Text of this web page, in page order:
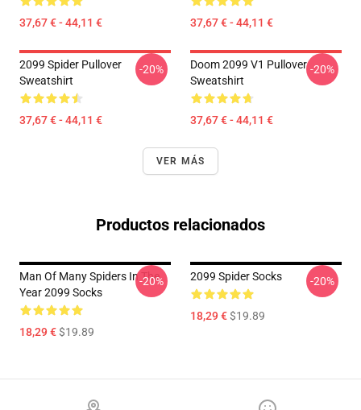
37,67 € - 44,11 € 37,67 € - 44,11 €
2099 Spider Pullover
Sweatshirt
37,67 € - 44,11 €
-20%
Doom 2099 V1 Pullover
Sweatshirt
37,67 € - 44,11 €
-20%
VER MÁS
Productos relacionados
Man Of Many Spiders In The
Year 2099 Socks
18,29 €$19.89
-20% 2099 Spider Socks
18,29 €$19.89
-20%